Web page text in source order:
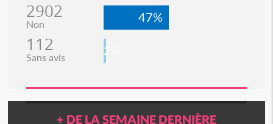
2902
Non 47%
112
Sans avis 2%
+ DE LA SEMAINE DERNIÈRE